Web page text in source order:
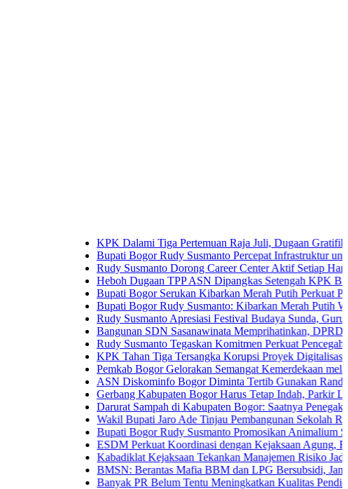
KPK Dalami Tiga Pertemuan Raja Juli, Dugaan Gratifikasi
Bupati Bogor Rudy Susmanto Percepat Infrastruktur untuk
Rudy Susmanto Dorong Career Center Aktif Setiap Hari Perluas
Heboh Dugaan TPP ASN Dipangkas Setengah KPK Bidik
Bupati Bogor Serukan Kibarkan Merah Putih Perkuat Persatuan
Bupati Bogor Rudy Susmanto: Kibarkan Merah Putih Wujud
Rudy Susmanto Apresiasi Festival Budaya Sunda, Guru PAUD
Bangunan SDN Sasanawinata Memprihatinkan, DPRD Bogor
Rudy Susmanto Tegaskan Komitmen Perkuat Pencegahan
KPK Tahan Tiga Tersangka Korupsi Proyek Digitalisasi SPBU
Pemkab Bogor Gelorakan Semangat Kemerdekaan melalui
ASN Diskominfo Bogor Diminta Tertib Gunakan Randis
Gerbang Kabupaten Bogor Harus Tetap Indah, Parkir Liar dan
Darurat Sampah di Kabupaten Bogor: Saatnya Penegakan
Wakil Bupati Jaro Ade Tinjau Pembangunan Sekolah Rakyat di
Bupati Bogor Rudy Susmanto Promosikan Animalium Sebagai
ESDM Perkuat Koordinasi dengan Kejaksaan Agung, Fokus
Kabadiklat Kejaksaan Tekankan Manajemen Risiko Jadi Budaya
BMSN: Berantas Mafia BBM dan LPG Bersubsidi, Jangan
Banyak PR Belum Tentu Meningkatkan Kualitas Pendidikan